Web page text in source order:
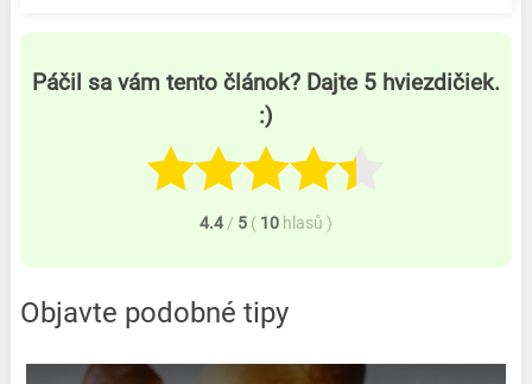
Páčil sa vám tento článok? Dajte 5 hviezdičiek.
:)
4.4 / 5 ( 10 hlasů )
Objavte podobné tipy